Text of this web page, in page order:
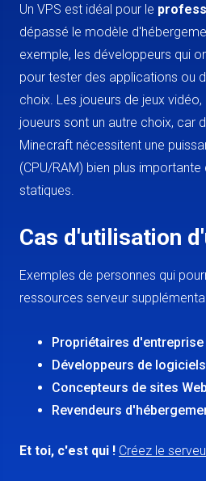
Un VPS est idéal pour le
dépassé le modèle
exemple, les développeurs qui
pour tester des applications ou
choix. Les joueurs de jeux
joueurs sont un autre choix, car
Minecraft nécessitent une
(CPU/RAM) bien plus
statiques.
Cas d'utilisation
Exemples de personnes qui
ressources serveur
Propriétaires d'entreprise
Développeurs de logiciels
Concepteurs de sites Web
Revendeurs
Et toi, c'est qui ! Créez le